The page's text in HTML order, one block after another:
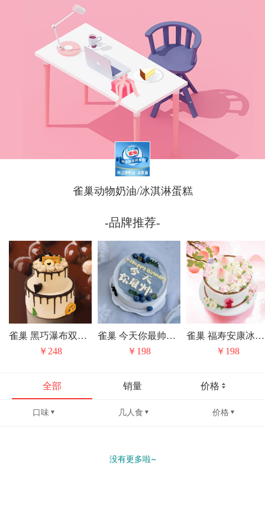
雀巢动物奶油/冰淇淋蛋糕
-品牌推荐-
雀巢 黑巧瀑布双层冰淇淋/水果动物奶油生日蛋糕（上层是固定水果夹心）
￥248
雀巢 今天你最帅冰淇淋/水果动物奶油生日蛋糕
￥198
雀巢 福寿安康冰淇淋/水果动物奶油生日蛋糕
￥198
全部 销量 价格
口味 几人食 价格
没有更多啦~